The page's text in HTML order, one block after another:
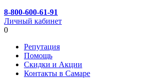
8-800-600-61-91
Личный кабинет
0
Репутация
Помощь
Скидки и Акции
Контакты в Самаре